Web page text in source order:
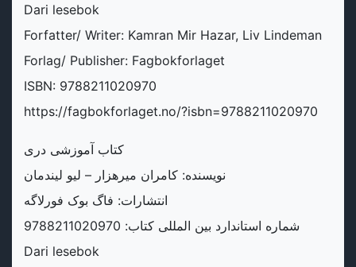
Dari lesebok
Forfatter/ Writer: Kamran Mir Hazar​, Liv Lindeman
Forlag/ Publisher: Fagbokforlaget
ISBN: 9788211020970
https://fagbokforlaget.no/?isbn=9788211020970
کتاب آموزشی دری
نویسنده: کامران میرهزار – لیو لیندمان
انتشارات: فاگ بوک فورلاگه
شماره استاندارد بین المللی کتاب: 9788211020970
Dari lesebok